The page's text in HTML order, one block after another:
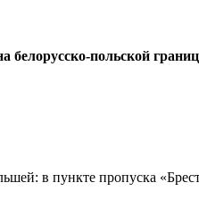
белорусско-польской